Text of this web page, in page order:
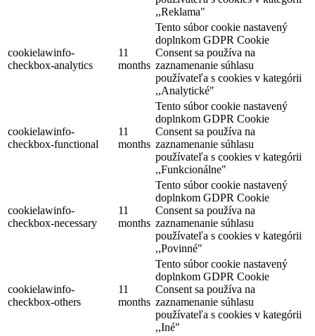
,,Reklama"
cookielawinfo-
checkbox-analytics
11
months
Tento súbor cookie nastavený
doplnkom GDPR Cookie
Consent sa používa na
zaznamenanie súhlasu
používateľa s cookies v kategórii
,,Analytické"
cookielawinfo-
checkbox-functional
11
months
Tento súbor cookie nastavený
doplnkom GDPR Cookie
Consent sa používa na
zaznamenanie súhlasu
používateľa s cookies v kategórii
,,Funkcionálne"
cookielawinfo-
checkbox-necessary
11
months
Tento súbor cookie nastavený
doplnkom GDPR Cookie
Consent sa používa na
zaznamenanie súhlasu
používateľa s cookies v kategórii
,,Povinné"
cookielawinfo-
checkbox-others
11
months
Tento súbor cookie nastavený
doplnkom GDPR Cookie
Consent sa používa na
zaznamenanie súhlasu
používateľa s cookies v kategórii
,,Iné"